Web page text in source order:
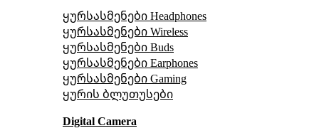
ყურსასმენები Headphones
ყურსასმენები Wireless
ყურსასმენები Buds
ყურსასმენები Earphones
ყურსასმენები Gaming
ყურის ბლუთუსები
Digital Camera